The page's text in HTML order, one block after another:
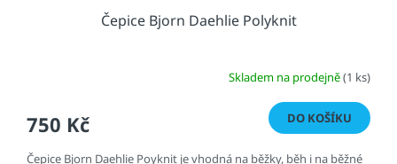
Čepice Bjorn Daehlie Polyknit
Skladem na prodejně(1 ks)
750 Kč DO KOŠÍKU
Čepice Bjorn Daehlie Poyknit je vhodná na běžky, běh i na běžné